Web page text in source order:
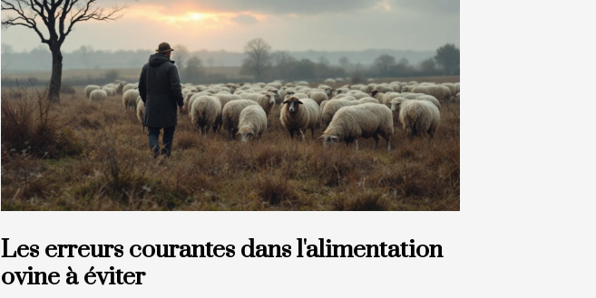
Les erreurs courantes dans l'alimentation
ovine à éviter